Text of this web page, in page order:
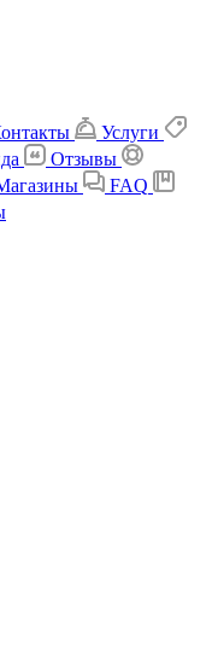
Услуги
Отзывы
FAQ